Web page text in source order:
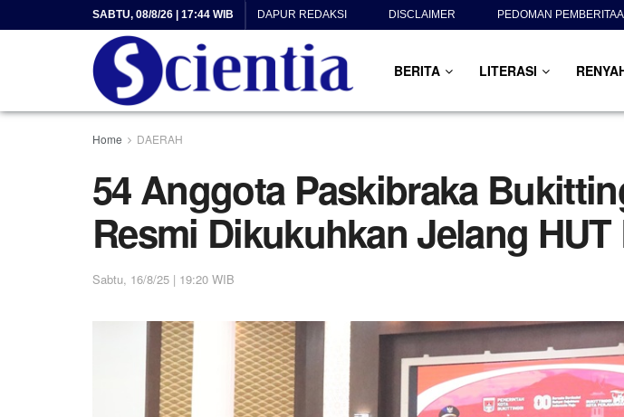
SABTU, 08/8/26 | 17:44 WIB DAPUR REDAKSI DISCLAIMER PEDOMAN
BERITA LITERASI
Home DAERAH
54 Anggota Paskibraka
Resmi Dikukuhkan Jelang HUT
Sabtu, 16/8/25 | 19:20 WIB